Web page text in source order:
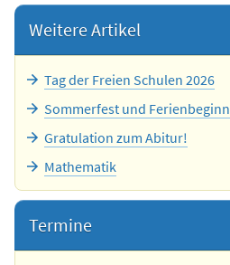
Weitere Artikel
Tag der Freien Schulen 2026
Sommerfest und Ferienbeginn
Gratulation zum Abitur!
Mathematik
Termine